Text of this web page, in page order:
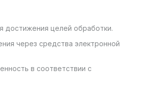
достижения целей обработки.
через средства электронной
в соответствии с